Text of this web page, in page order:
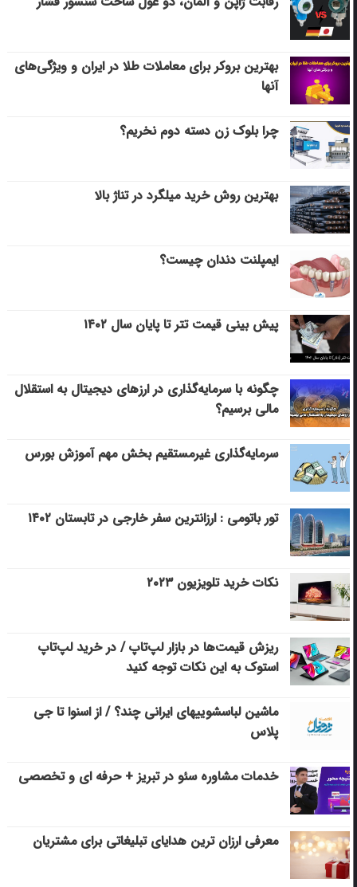
بهترین بروکر برای معاملات طلا در ایران و ویژگی‌های
آنها
چرا بلوک زن دسته دوم نخریم؟
بهترین روش خرید میلگرد در تناژ بالا
ایمپلنت دندان چیست؟
پیش بینی قیمت تتر تا پایان سال ۱۴۰۲
چگونه با سرمایه‌گذاری در ارزهای دیجیتال به استقلال
مالی برسیم؟
سرمایه‌گذاری غیرمستقیم بخش مهم آموزش بورس
تور باتومی : ارزانترین سفر خارجی در تابستان ۱۴۰۲
نکات خرید تلویزیون ۲۰۲۳
ریزش قیمت‌ها در بازار لپ‌تاپ / در خرید لپ‌تاپ
استوک به این نکات توجه کنید
ماشین لباسشویی‎های ایرانی چند؟ / از اسنوا تا جی
پلاس
خدمات مشاوره سئو در تبریز + حرفه ای و تخصصی
معرفی ارزان ترین هدایای تبلیغاتی برای مشتریان